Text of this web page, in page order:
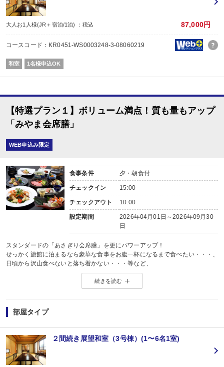
由布院の農家から仕入れる有機栽培野菜、別府湾近海・佐賀関で水揚げされた
良質の豊後牛など、季節感と地の物を活かしたお料理をお楽しみ下さい。
豊後牛は陶板焼きでお召し上がりいただきます。
食前酒／先付／前菜／吸物／造里／焼物
蓋物／台物／油もの／止椀／食事／香物／デザート
※食事時間はチェックイン時に選択可能
※到着時間が18：00を過ぎる場合はご一報下さいませ。
■朝食：和朝食
身体に優しい和朝食です。
※食事時間はチェックイン時に選択可能
・8：00 or 8:30
当宿は、由布院で数少ない独自の源泉を有する宿で、
24時間源泉かけ流しが自慢です。
湯布院温泉とひと声でいっても、
その源泉によって泉質は様々ですが、
地元の方々にも絶賛されるほど上質な温泉です。
自家源泉のとろとろ温泉を24時間ご自由にお楽しみください。
◇客室温泉：半露天檜風呂付和洋室、露天岩風呂付和室
※洋室、2間続き展望和室には客室に温泉風呂がございませんのでご注意くださ
・お部屋には紙コップ、空気清浄機も完備。
大人お1人様(JR＋宿泊/1泊) ：税込 87,000円
コースコード：KR0451-WS0003248-3-08060219
和室 1名様申込OK
【特選プラン１】ボリューム満点！質も量もアップ
「みやま会席膳」
WEB申込み限定
食事条件 夕・朝食付
チェックイン 15:00
チェックアウト 10:00
設定期間
2026年04月01日～2026年09月30
日
スタンダードの「あさぎり会席膳」を更にパワーアップ！
せっかく旅館に泊まるなら豪華な食事をお腹一杯になるまで食べたい・・・、
日頃から沢山食べないと落ち着かない・・・等など、
お食事は質も量もこだわりたい！という方にオススメです★
朝夕食事処でのご案内です。
食事処にはパーテーションを設置し、半個室の空間になっております。
仕切りを作ることで密を避け、安心してお召し上がりいただけます。
■夕食：ボリュームアップ「みやま会席膳」
メインがない、むしろ全ての品がメインの
ボリュームたっぷりのあさぎり会席膳に
変り鉢で伊勢海老の料理が付き、
続きを読む
部屋タイプ
２間続き展望和室（3号棟）(1〜6名1室)